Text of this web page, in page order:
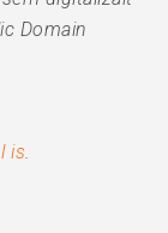
Domain
is.